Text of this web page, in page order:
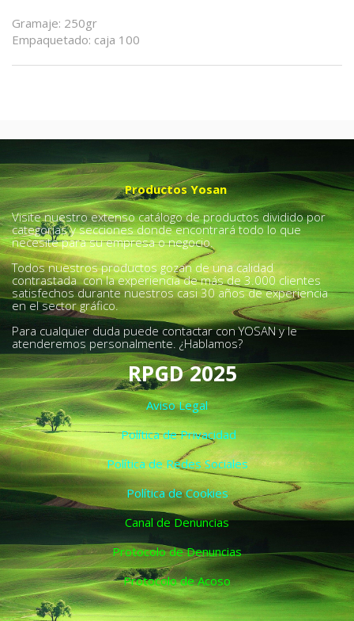
Gramaje: 250gr
Empaquetado: caja 100
Productos Yosan
Visite nuestro extenso catálogo de productos dividido por
categorías y secciones donde encontrará todo lo que
necesite para su empresa o negocio.
Todos nuestros productos gozan de una calidad
contrastada con la experiencia de más de 3.000 clientes
satisfechos durante nuestros casi 30 años de experiencia
en el sector gráfico.
Para cualquier duda puede contactar con YOSAN y le
atenderemos personalmente. ¿Hablamos?
RPGD 2025
Aviso Legal
Política de Privacidad
Política de Redes Sociales
Política de Cookies
Canal de Denuncias
Protocolo de Denuncias
Protocolo de Acoso